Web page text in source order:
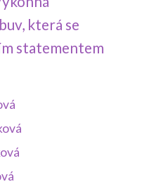
která se
statementem